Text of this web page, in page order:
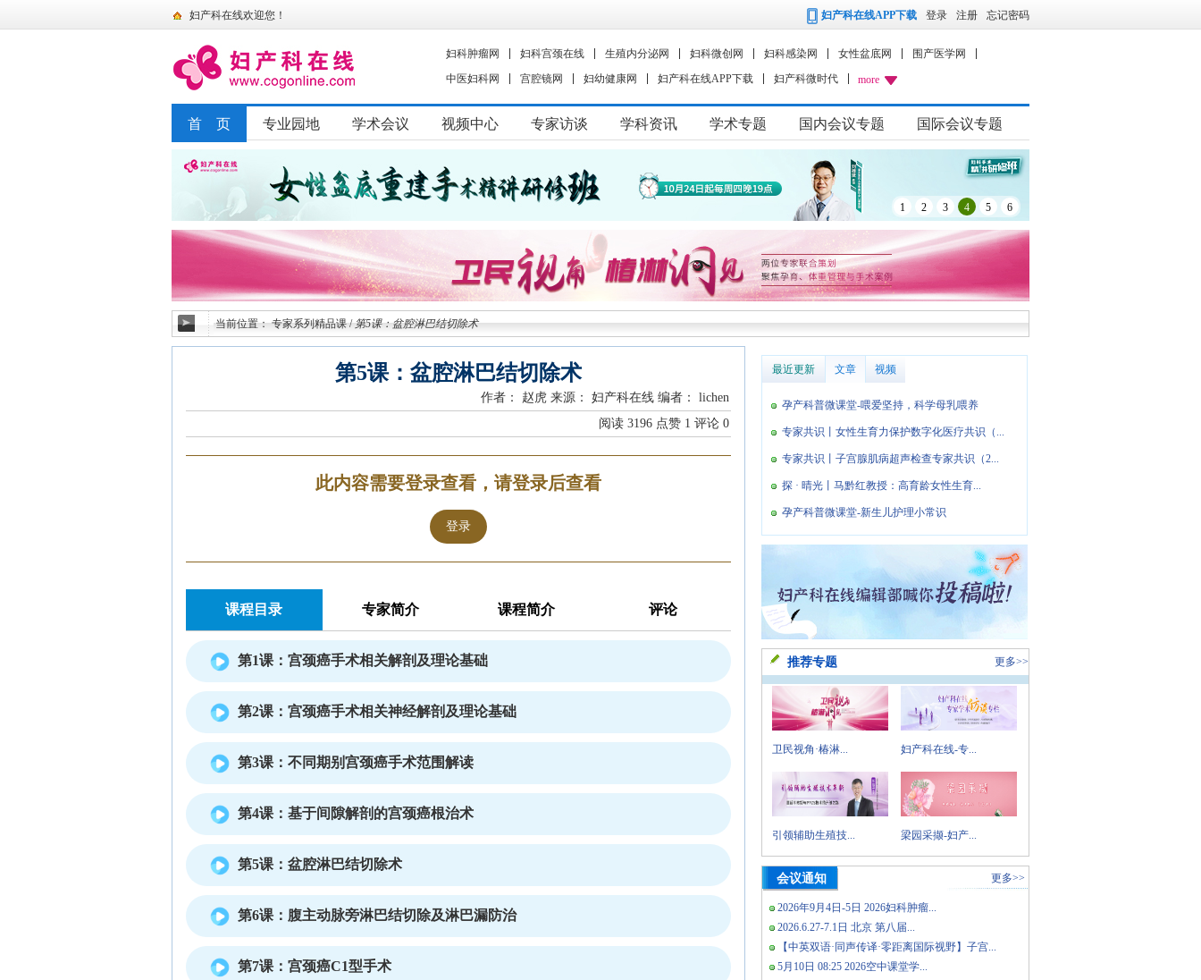
妇产科在线欢迎您！ 妇产科在线APP下载 登录 注册 忘记密码
妇科肿瘤网 妇科宫颈在线 生殖内分泌网 妇科微创网 妇科感染网 女性盆底网
围产医学网
中医妇科网
宫腔镜网 妇幼健康网 妇产科在线APP下载 妇产科微时代 more
首 页 专业园地 学术会议 视频中心 专家访谈 学科资讯 学术专题 国内会议专题 国际会议专题
1 2 3 4 5 6
当前位置：专家系列精品课 / 第5课：盆腔淋巴结切除术
第5课：盆腔淋巴结切除术
作者： 赵虎 来源： 妇产科在线 编者： lichen
阅读 3196 点赞 1 评论 0
此内容需要登录查看，请登录后查看
登录
课程目录 专家简介 课程简介 评论
第1课：宫颈癌手术相关解剖及理论基础
第2课：宫颈癌手术相关神经解剖及理论基础
第3课：不同期别宫颈癌手术范围解读
第4课：基于间隙解剖的宫颈癌根治术
第5课：盆腔淋巴结切除术
第6课：腹主动脉旁淋巴结切除及淋巴漏防治
第7课：宫颈癌C1型手术
最近更新 文章 视频
孕产科普微课堂-喂爱坚持，科学母乳喂养
专家共识丨女性生育力保护数字化医疗共识（...
专家共识丨子宫腺肌病超声检查专家共识（2...
探 · 晴光丨马黔红教授：高育龄女性生育...
孕产科普微课堂-新生儿护理小常识
推荐专题 更多>>
卫民视角·椿淋... 妇产科在线-专...
引领辅助生殖技... 梁园采撷-妇产...
会议通知 更多>>
2026年9月4日-5日 2026妇科肿瘤...
2026.6.27-7.1日 北京 第八届...
【中英双语·同声传译·零距离国际视野】子宫...
5月10日 08:25 2026空中课堂学...